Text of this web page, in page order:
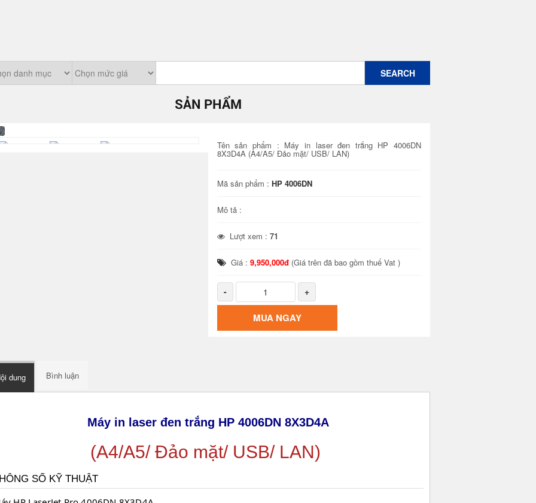
SẢN PHẨM
Tên sản phẩm : Máy in laser đen trắng HP 4006DN
8X3D4A (A4/A5/ Đảo mặt/ USB/ LAN)
Mã sản phẩm : HP 4006DN
Mô tả :
Lượt xem : 71
Giá : 9,950,000đ (Giá trên đã bao gồm thuế Vat )
- +
MUA NGAY
dung Bình luận
Máy in laser đen trắng HP 4006DN 8X3D4A
(A4/A5/ Đảo mặt/ USB/ LAN)
SỐ KỸ THUẬT